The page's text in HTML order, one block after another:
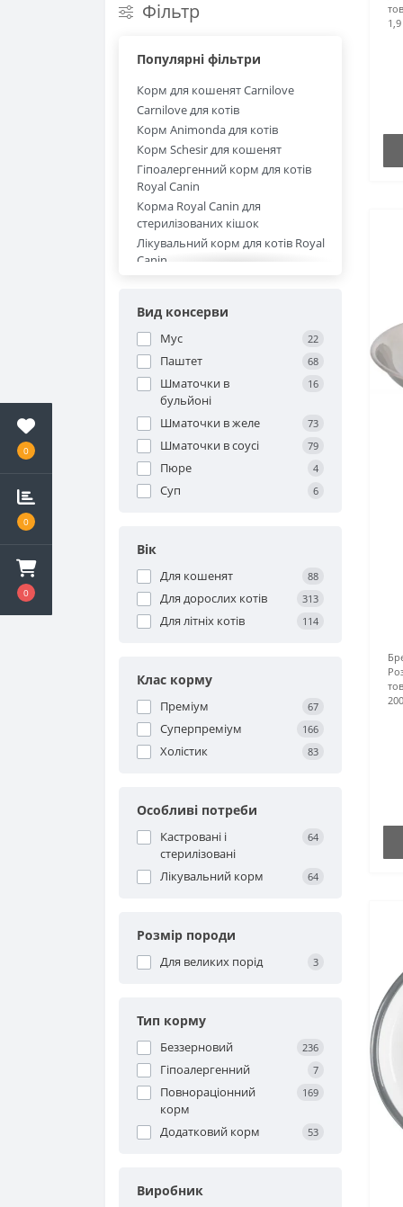
0
0
0
Іграшки
Шлеї та повідці
Наповнювачі
Вітаміни та добавки
Засоби для очистки кліток
Фільтр
Популярні фільтри
Корм для кошенят Carnilove
Carnilove для котів
Корм Animonda для котів
Корм Schesir для кошенят
Гіпоалергенний корм для котів
Royal Canin
Корма Royal Canin для
стерилізованих кішок
Лікувальний корм для котів Royal
Canin
Farmina корм для стерилізованих
кішок
Farmina беззерновий корм для
котів
Корм для кошенят Фарміна
Schesir корм для котів
Вид консерви
Мус 22
Паштет 68
Шматочки в
бульйоні
16
Шматочки в желе 73
Шматочки в соусі 79
Пюре 4
Суп 6
Вік
Для кошенят 88
Для дорослих котів 313
Для літніх котів 114
Клас корму
Преміум 67
Суперпреміум 166
Холістик 83
Особливі потреби
Кастровані і
стерилізовані
64
Лікувальний корм 64
Розмір породи
Для великих порід 3
Тип корму
Беззерновий 236
Гіпоалергенний 7
Повнораціонний
корм
169
Додатковий корм 53
Виробник